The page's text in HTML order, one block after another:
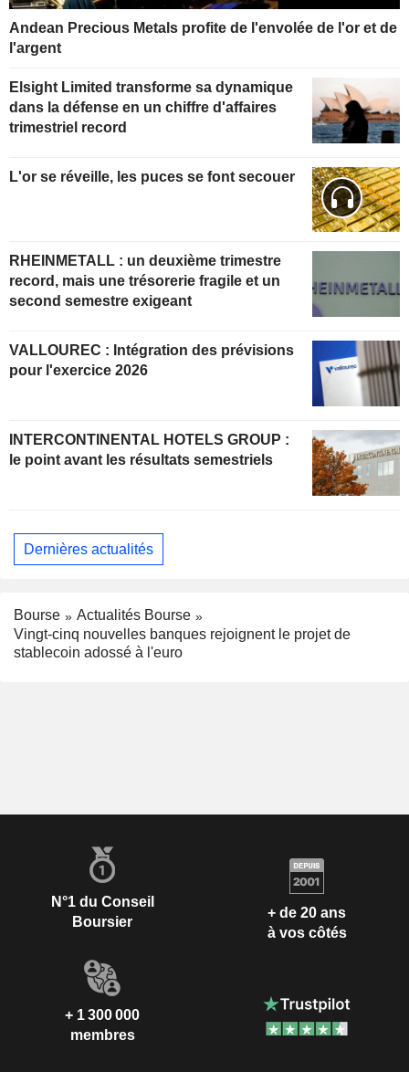
Andean Precious Metals profite de l'envolée de l'or et de
l'argent
Elsight Limited transforme sa dynamique
dans la défense en un chiffre d'affaires
trimestriel record
L'or se réveille, les puces se font secouer
RHEINMETALL : un deuxième trimestre
record, mais une trésorerie fragile et un
second semestre exigeant
VALLOUREC : Intégration des prévisions
pour l'exercice 2026
INTERCONTINENTAL HOTELS GROUP :
le point avant les résultats semestriels
Dernières actualités
Bourse
Actualités Bourse
Vingt-cinq nouvelles banques rejoignent le projet de
stablecoin adossé à l'euro
N°1 du Conseil
Boursier
+ de 20 ans
à vos côtés
+ 1 300 000
membres